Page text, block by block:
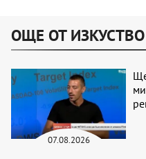
ОЩЕ ОТ
07.08.2026